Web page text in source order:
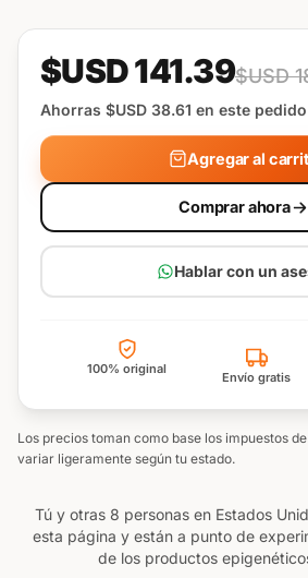
$USD 141.39$USD
Ahorras $USD 38.61 en este pedido
Agregar al
Comprar ahora
Hablar con un
100% original
Envío gratis
Los precios toman como base los impuestos
variar ligeramente según tu estado.
Tú y otras 8 personas en Estados
esta página y están a punto de
de los productos